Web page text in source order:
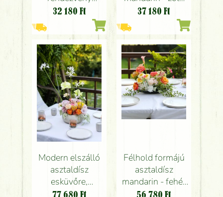
asztaldísz
pasztell rózsákkal
(levendula lila,
rózsaszín, világos
sárga, rózsa,
angol rózsa,
szegfű,
leucospermum)
32 180 Ft
színben (rózsa,
hortenzia, kála,
leucospermum,
szegfű,narancs,
rózsaszín, sárga,
zöld)
37 180 Ft
Modern elszálló
asztaldísz
esküvőre,
rendezvényre
77 680 Ft
Félhold formájú
asztaldísz
mandarin - fehér
színben (angol
56 780 Ft